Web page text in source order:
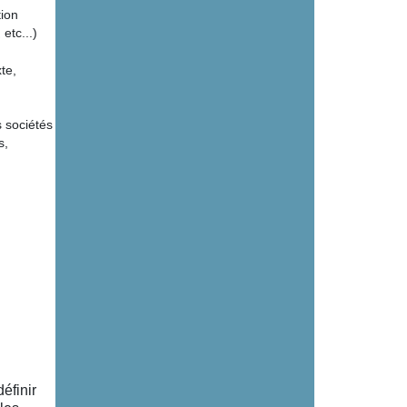
, etc...)
sociétés